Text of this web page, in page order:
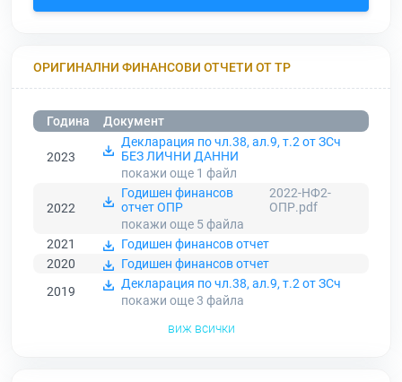
ОРИГИНАЛНИ ФИНАНСОВИ ОТЧЕТИ ОТ ТР
Година Документ
2023
Декларация по чл.38, ал.9, т.2 от ЗСч
БЕЗ ЛИЧНИ ДАННИ
покажи още 1 файл
2022
Годишен финансов
отчет ОПР
2022-НФ2-
ОПР.pdf
покажи още 5файла
2021
Годишен финансов отчет
2020
Годишен финансов отчет
2019
Декларация по чл.38, ал.9, т.2 от ЗСч
покажи още 3 файла
виж всички